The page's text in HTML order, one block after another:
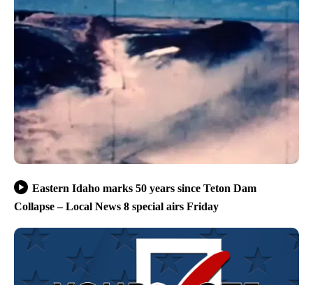
Eastern Idaho marks 50 years since Teton Dam
Collapse – Local News 8 special airs Friday